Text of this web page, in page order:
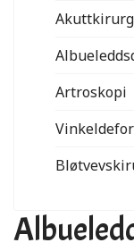
Artroskopi